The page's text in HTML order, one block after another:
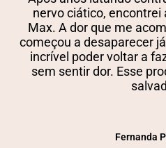
nervo ciático, encontrei
Max. A dor que me
começou a desaparecer
incrível poder voltar a
sem sentir dor. Esse
Fernanda